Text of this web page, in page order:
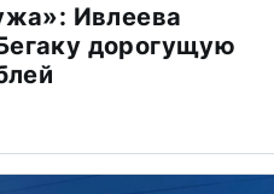
Ивлеева
дорогущую